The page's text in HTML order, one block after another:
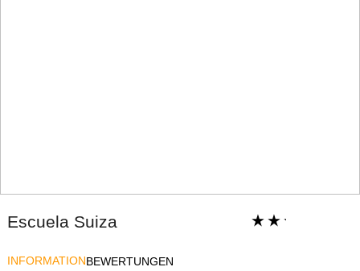
Escuela Suiza
INFORMATIONBEWERTUNGEN